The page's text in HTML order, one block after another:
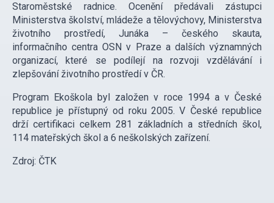
Staroměstské radnice. Ocenění předávali zástupci
Ministerstva školství, mládeže a tělovýchovy, Ministerstva
životního prostředí, Junáka – českého skauta,
informačního centra OSN v Praze a dalších významných
organizací, které se podílejí na rozvoji vzdělávání i
zlepšování životního prostředí v ČR.
Program Ekoškola byl založen v roce 1994 a v České
republice je přístupný od roku 2005. V České republice
drží certifikaci celkem 281 základních a středních škol,
114 mateřských škol a 6 neškolských zařízení.
Zdroj: ČTK